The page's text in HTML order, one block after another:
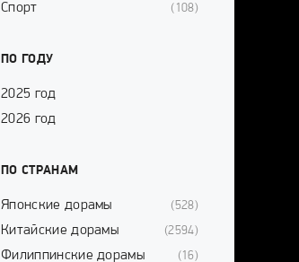
Спорт (108)
ПО ГОДУ
2025 год
2026 год
ПО СТРАНАМ
Японские дорамы (528)
Китайские дорамы (2594)
Филиппинские дорамы (16)